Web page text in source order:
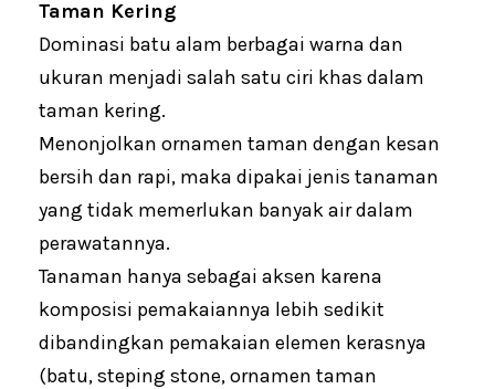
Taman Kering
Dominasi batu alam berbagai warna dan
ukuran menjadi salah satu ciri khas dalam
taman kering.
Menonjolkan ornamen taman dengan kesan
bersih dan rapi, maka dipakai jenis tanaman
yang tidak memerlukan banyak air dalam
perawatannya.
Tanaman hanya sebagai aksen karena
komposisi pemakaiannya lebih sedikit
dibandingkan pemakaian elemen kerasnya
(batu, steping stone, ornamen taman